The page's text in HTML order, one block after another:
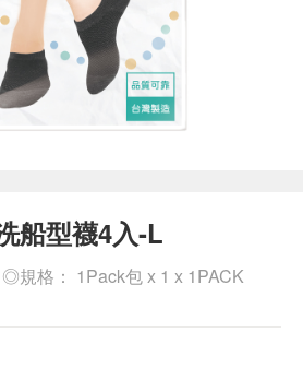
船型襪4入-L
◎規格： 1Pack包 x 1 x 1PACK